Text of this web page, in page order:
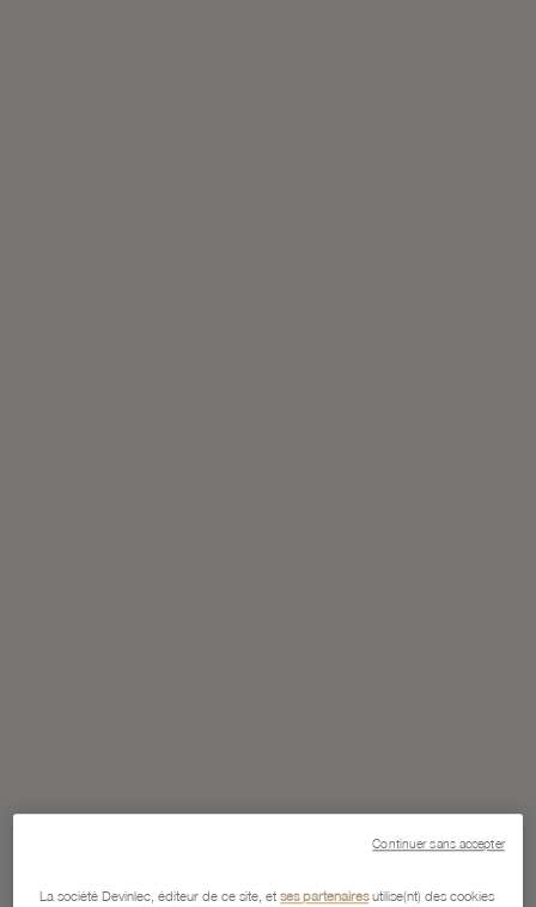
La société Devinlec, éditeur de ce site, etses partenairesutilise(nt) des cookies
Continuer sans accepter